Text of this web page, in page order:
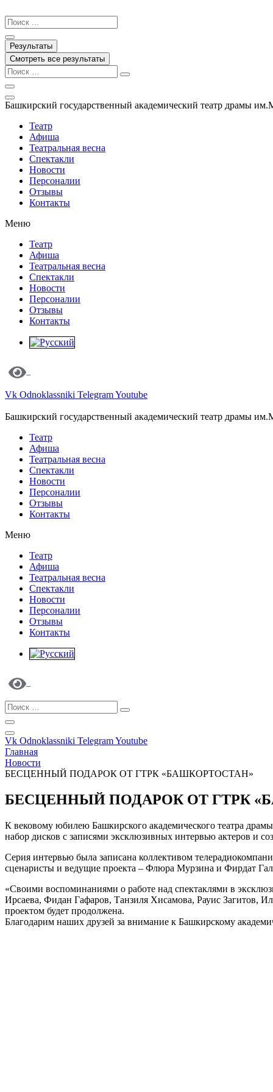
к
содержимому
Search
...
Результаты
Смотреть все результаты
Башкирский государственный академический театр драмы
Театр
Афиша
Театральная весна
Спектакли
Новости
Персоналии
Отзывы
Контакты
Меню
Театр
Афиша
Театральная весна
Спектакли
Новости
Персоналии
Отзывы
Контакты
Vk Odnoklassniki TelegramYoutube
Башкирский государственный академический театр драмы
Театр
Афиша
Театральная весна
Спектакли
Новости
Персоналии
Отзывы
Контакты
Меню
Театр
Афиша
Театральная весна
Спектакли
Новости
Персоналии
Отзывы
Контакты
Vk Odnoklassniki TelegramYoutube
Главная
Новости
БЕСЦЕННЫЙ ПОДАРОК ОТ ГТРК «БАШКОРТОСТАН»
БЕСЦЕННЫЙ ПОДАРОК ОТ ГТРК
К вековому юбилею Башкирского академического театра
набор дисков с записями эксклюзивных интервью актеров и
Серия интервью была записана коллективом
сценаристы и ведущие проекта – Флюра Мурзина и Фирдат
«Своими воспоминаниями о работе над спектаклями в
Ирсаева, Фидан Гафаров, Танзиля Хисамова, Рауис Загитов,
проектом будет продолжена.
Благодарим наших друзей за внимание к Башкирскому